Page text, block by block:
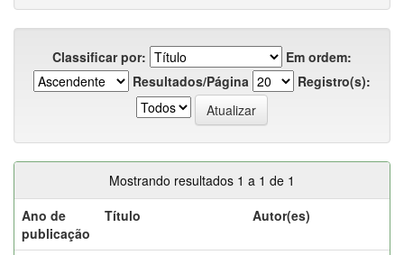
Classificar por:
Em ordem:
Resultados/Página
Registro(s):
Mostrando resultados 1 a 1 de 1
Ano de
publicação
Título Autor(es)